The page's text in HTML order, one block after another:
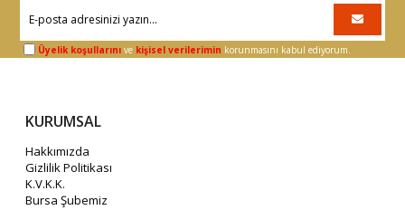
Üyelik koşullarını ve kişisel verilerimin korunmasını kabul ediyorum.
KURUMSAL
Hakkımızda
Gizlilik Politikası
K.V.K.K.
Bursa Şubemiz